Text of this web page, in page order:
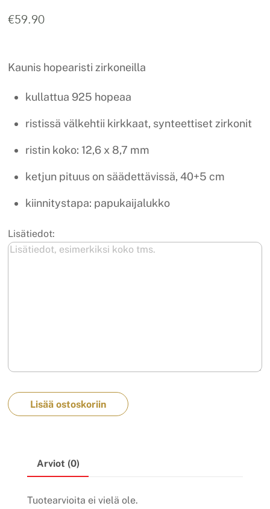
€59.90
Kaunis hopearisti zirkoneilla
kullattua 925 hopeaa
ristissä välkehtii kirkkaat, synteettiset zirkonit
ristin koko: 12,6 x 8,7 mm
ketjun pituus on säädettävissä, 40+5 cm
kiinnitystapa: papukaijalukko
Lisätiedot:
Lisää ostoskoriin
Arviot (0)
Tuotearvioita ei vielä ole.